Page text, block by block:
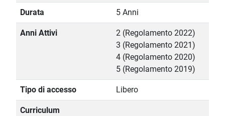
Durata 5 Anni
Anni Attivi
2 (Regolamento 2022)
3 (Regolamento 2021)
4 (Regolamento 2020)
5 (Regolamento 2019)
Tipo di accesso Libero
Curriculum